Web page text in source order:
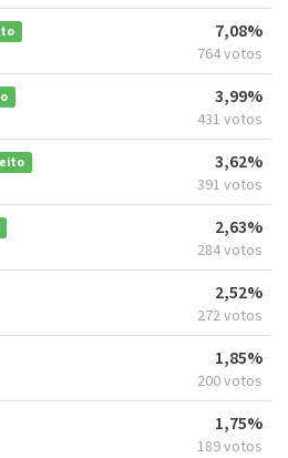
7,08%
764 votos
3,99%
431 votos
3,62%
391 votos
2,63%
284 votos
2,52%
272 votos
1,85%
200 votos
1,75%
189 votos